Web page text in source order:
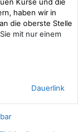
Kurse und die
haben wir in
die oberste Stelle
mit nur einem
Dauerlink